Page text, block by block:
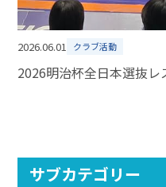
2026.06.01 クラブ活動
サブカテゴリー